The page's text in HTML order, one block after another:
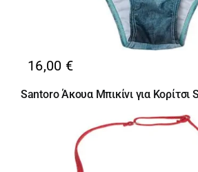
16,00 €
Santoro Άκουα Μπικίνι για Κορίτσι